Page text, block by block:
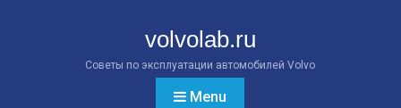
volvolab.ru
Советы по эксплуатации автомобилей Volvo
Menu